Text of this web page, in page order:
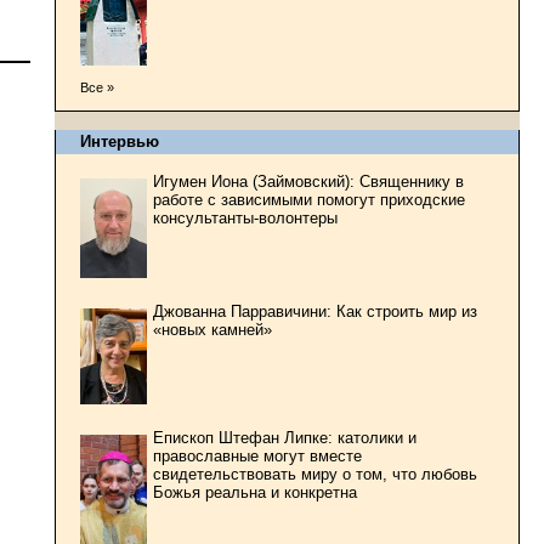
Все »
Интервью
Игумен Иона (Займовский): Священнику в
работе с зависимыми помогут приходские
консультанты-волонтеры
Джованна Парравичини: Как строить мир из
«новых камней»
Епископ Штефан Липке: католики и
православные могут вместе
свидетельствовать миру о том, что любовь
Божья реальна и конкретна